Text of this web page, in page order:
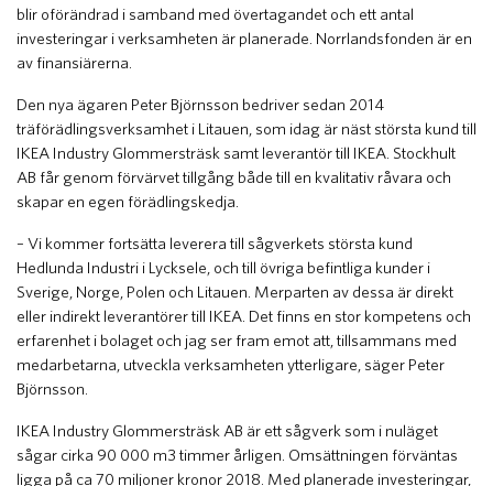
blir oförändrad i samband med övertagandet och ett antal
investeringar i verksamheten är planerade. Norrlandsfonden är en
av finansiärerna.
Den nya ägaren Peter Björnsson bedriver sedan 2014
träförädlingsverksamhet i Litauen, som idag är näst största kund till
IKEA Industry Glommersträsk samt leverantör till IKEA. Stockhult
AB får genom förvärvet tillgång både till en kvalitativ råvara och
skapar en egen förädlingskedja.
– Vi kommer fortsätta leverera till sågverkets största kund
Hedlunda Industri i Lycksele, och till övriga befintliga kunder i
Sverige, Norge, Polen och Litauen. Merparten av dessa är direkt
eller indirekt leverantörer till IKEA. Det finns en stor kompetens och
erfarenhet i bolaget och jag ser fram emot att, tillsammans med
medarbetarna, utveckla verksamheten ytterligare, säger Peter
Björnsson.
IKEA Industry Glommersträsk AB är ett sågverk som i nuläget
sågar cirka 90 000 m3 timmer årligen. Omsättningen förväntas
ligga på ca 70 miljoner kronor 2018. Med planerade investeringar,